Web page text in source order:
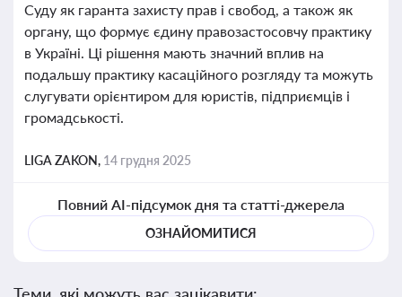
Суду як гаранта захисту прав і свобод, а також як
органу, що формує єдину правозастосовчу практику
в Україні. Ці рішення мають значний вплив на
подальшу практику касаційного розгляду та можуть
слугувати орієнтиром для юристів, підприємців і
громадськості.
LIGA ZAKON, 14 грудня 2025
Повний AI-підсумок дня та статті-джерела
ОЗНАЙОМИТИСЯ